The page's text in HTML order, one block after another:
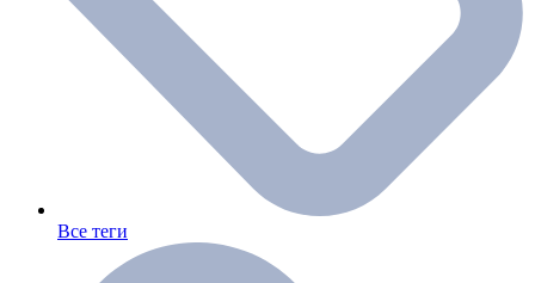
Все теги